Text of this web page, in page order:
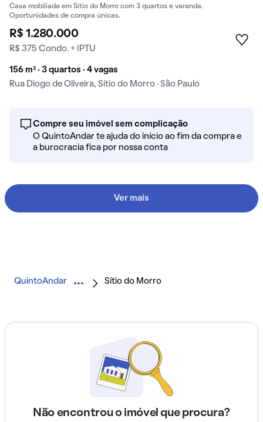
Casa mobiliada em Sítio do Morro com 3 quartos e varanda.
Oportunidades de compra únicas.
R$ 1.280.000
R$ 375 Condo. + IPTU
156 m² · 3 quartos · 4 vagas
Rua Diogo de Oliveira, Sítio do Morro · São Paulo
Compre seu imóvel sem complicação
O QuintoAndar te ajuda do início ao fim da compra e
a burocracia fica por nossa conta
Ver mais
QuintoAndar Sítio do Morro
Não encontrou o imóvel que procura?